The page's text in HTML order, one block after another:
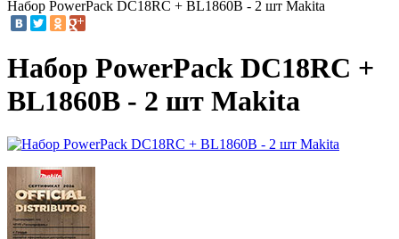
Набор PowerPack DC18RС + BL1860B - 2 шт Makita
Набор PowerPack DC18RС +
BL1860B - 2 шт Makita